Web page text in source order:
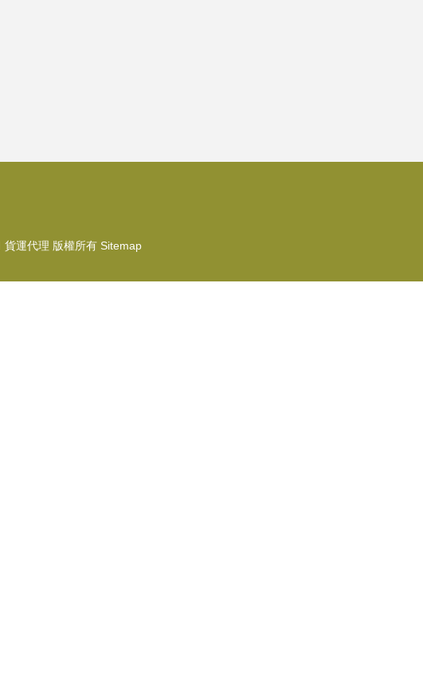
貨運代理 版權所有 Sitemap